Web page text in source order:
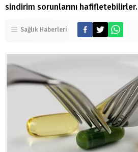
sindirim sorunlarını hafifletebilirler.
Sağlık Haberleri